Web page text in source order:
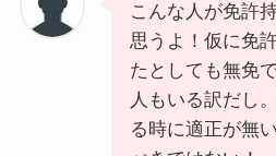
こんな人が免許
思うよ！仮に免
たとしても無免
人もいる訳だし
る時に適正が無